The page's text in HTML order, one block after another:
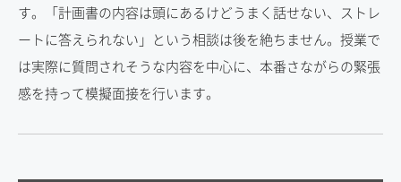
す。「計画書の内容は頭にあるけどうまく話せない、ストレ
ートに答えられない」という相談は後を絶ちません。授業で
は実際に質問されそうな内容を中心に、本番さながらの緊張
感を持って模擬面接を行います。